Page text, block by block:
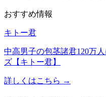
おすすめ情報
キトー君
中高男子の包茎諸君120万
ズ【キトー君】
詳しくはこちら →